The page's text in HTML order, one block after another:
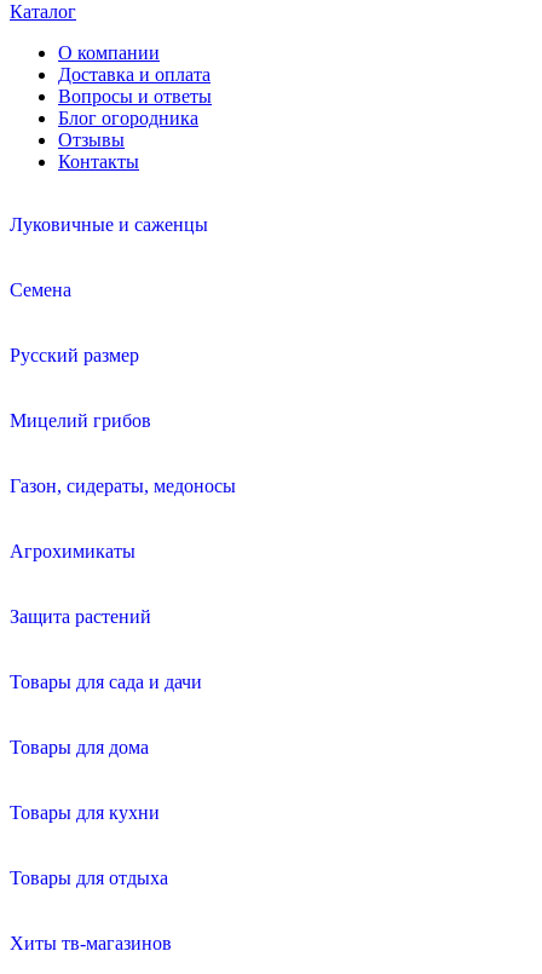
Каталог
О компании
Доставка и оплата
Вопросы и ответы
Блог огородника
Отзывы
Контакты
Луковичные и саженцы
Семена
Русский размер
Мицелий грибов
Газон, сидераты, медоносы
Агрохимикаты
Защита растений
Товары для сада и дачи
Товары для дома
Товары для кухни
Товары для отдыха
Хиты тв-магазинов